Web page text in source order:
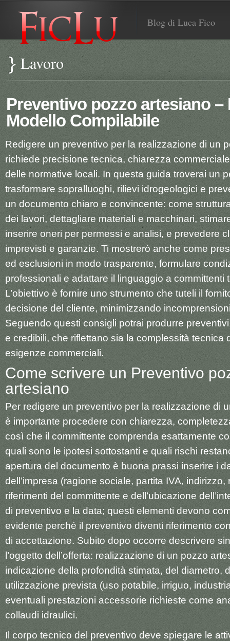
Blog di Luca Fico
Lavoro
Preventivo pozzo artesiano –
Modello Compilabile
Redigere un preventivo per la realizzazione di un
richiede precisione tecnica, chiarezza
delle normative locali. In questa guida troverai un
trasformare sopralluoghi, rilievi idrogeologici e
un documento chiaro e convincente: come
dei lavori, dettagliare materiali e macchinari,
inserire oneri per permessi e analisi, e prevedere
imprevisti e garanzie. Ti mostrerò anche come
ed esclusioni in modo trasparente, formulare
professionali e adattare il linguaggio a committenti
L’obiettivo è fornire uno strumento che tuteli il
decisione del cliente, minimizzando
Seguendo questi consigli potrai produrre
e credibili, che riflettano sia la complessità tecnica
esigenze commerciali.
Come scrivere un Preventivo
artesiano
Per redigere un preventivo per la realizzazione di
è importante procedere con chiarezza,
così che il committente comprenda esattamente
quali sono le ipotesi sottostanti e quali rischi
apertura del documento è buona prassi inserire i
dell’impresa (ragione sociale, partita IVA, indirizzo,
riferimenti del committente e dell’ubicazione
di preventivo e la data; questi elementi devono
evidente perché il preventivo diventi riferimento
di accettazione. Subito dopo occorre descrivere
l’oggetto dell’offerta: realizzazione di un pozzo
indicazione della profondità stimata, del diametro,
utilizzazione prevista (uso potabile, irriguo,
eventuali prestazioni accessorie richieste come
collaudi idraulici.
Il corpo tecnico del preventivo deve spiegare le